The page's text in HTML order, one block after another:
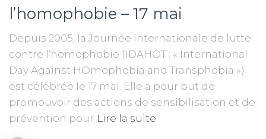
l’homophobie – 17 mai
Depuis 2005, la Journée internationale de lutte
contre l’homophobie (IDAHOT : « International
Day Against HOmophobia and Transphobia »)
est célébrée le 17 mai. Elle a pour but de
promouvoir des actions de sensibilisation et de
prévention pour Lire la suite